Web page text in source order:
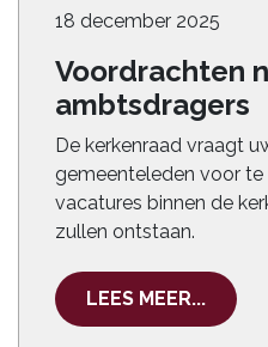
18 december 2025
Voordrachten
ambtsdragers
De kerkenraad vraagt
gemeenteleden voor
vacatures binnen de
zullen ontstaan.
LEES MEER...